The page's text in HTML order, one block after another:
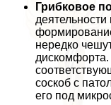
Грибковое
нередко
соскоб с
его под